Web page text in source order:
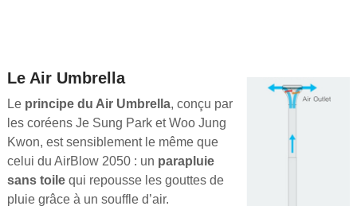
Le Air Umbrella
Le principe du Air Umbrella, conçu par
les coréens Je Sung Park et Woo Jung
Kwon, est sensiblement le même que
celui du AirBlow 2050 : un parapluie
sans toilequi repousse les gouttes de
pluie grâce à un souffle d’air.